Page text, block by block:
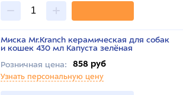
Миска Mr.Kranch керамическая для собак
и кошек 430 мл Капуста зелёная
Розничная цена:
858 руб
Узнать персональную цену